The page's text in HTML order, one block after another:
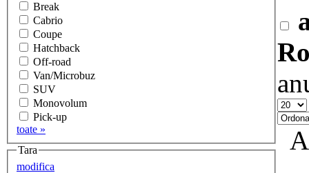
Break
Cabrio
Coupe
Hatchback
Off-road
Van/Microbuz
SUV
Monovolum
Pick-up
toate »
modifica
Tara